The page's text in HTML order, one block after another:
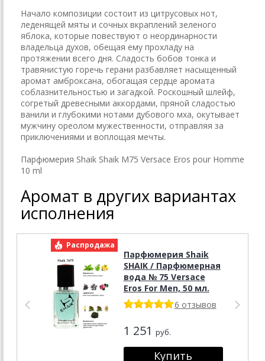
Начало композиции состоит из цитрусовых нот,
леденящей мяты и сочных вкраплений зеленого
яблока, которые повествуют о неординарности
владельца духов, обещая ему прохладу на
протяжении всего дня. Сладость бобов тонка и
травянистую горечь герани разбавляет насыщенный
аромат амброксана, обогащая сердце аромата
соблазнительностью и загадкой. Роскошный шлейф,
согретый древесными аккордами, пряной сладостью
ванили и глубокими нотами дубового мха, окутывает
мужчину ореолом мужественности, отправляя за
приключениями и воплощая мечты.
Парфюмерия Shaik Shaik M75 Versace Eros pour Homme
10 ml
Аромат в других вариантах
исполнения
Распродажа
Парфюмерия Shaik
SHAIK / Парфюмерная
вода № 75 Versace
Eros For Men, 50 мл.
6 отзывов
1 251 руб.